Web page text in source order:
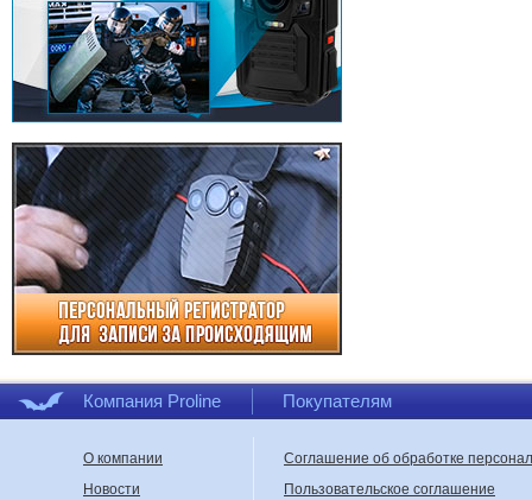
Компания Proline Покупателям
О компании
Новости
Соглашение об обработке
Пользовательское соглашение